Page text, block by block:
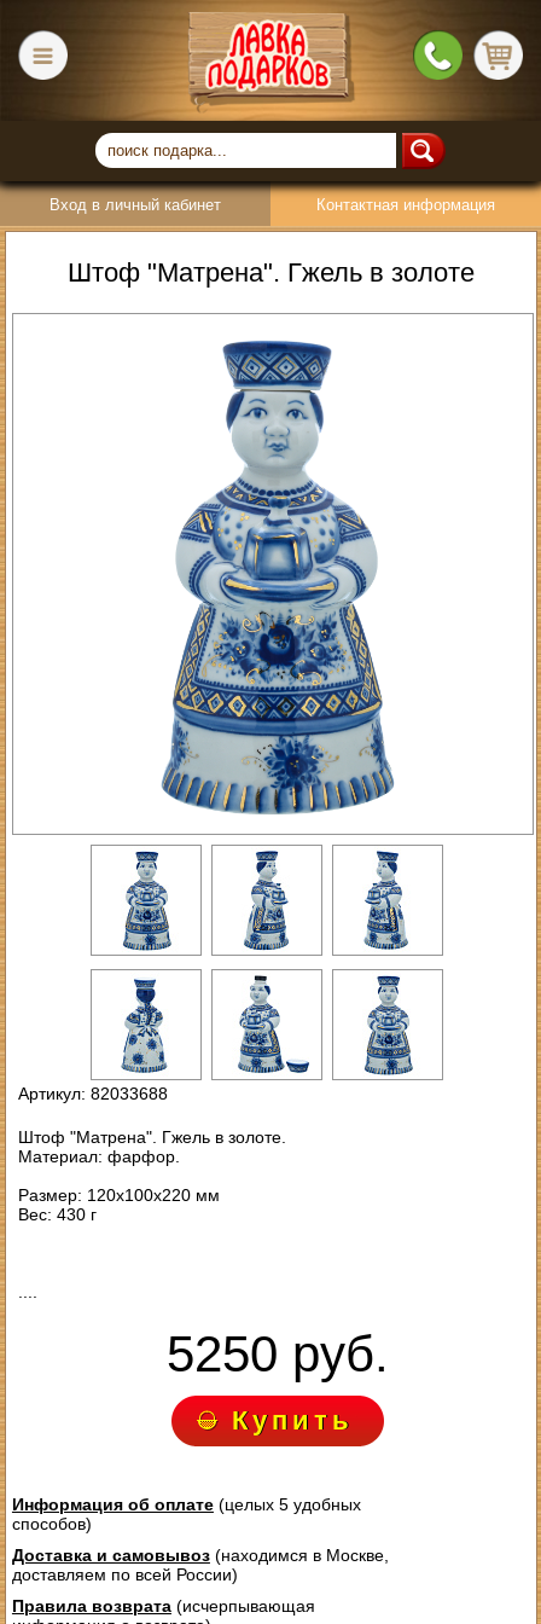
Вход в личный кабинет Контактная информация
Штоф "Матрена". Гжель в золоте
Артикул: 82033688
Штоф "Матрена". Гжель в золоте.
Материал: фарфор.
Размер: 120х100х220 мм
Вес: 430 г
5250 руб.
Купить
Информация об оплате(целых 5 удобных
способов)
Доставка и самовывоз(находимся в Москве,
доставляем по всей России)
Правила возврата(исчерпывающая